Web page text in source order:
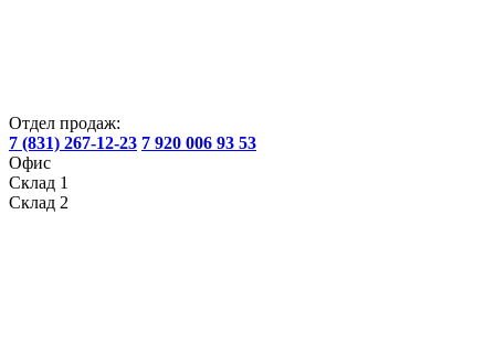
Отдел продаж:
7 (831) 267-12-23 7 920 006 93 53
Офис
Склад 1
Склад 2